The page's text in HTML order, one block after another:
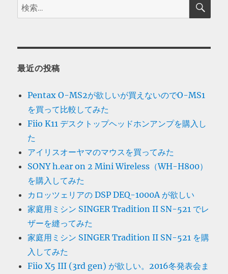
検
索:
最近の投稿
Pentax O-MS2が欲しいが買えないのでO-MS1
を買って比較してみた
Fiio K11 デスクトップヘッドホンアンプを購入し
た
アイリスオーヤマのマウスを買ってみた
SONY h.ear on 2 Mini Wireless（WH-H800）
を購入してみた
カロッツェリアの DSP DEQ-1000A が欲しい
家庭用ミシン SINGER Tradition II SN-521 でレ
ザーを縫ってみた
家庭用ミシン SINGER Tradition II SN-521 を購
入してみた
Fiio X5 III (3rd gen) が欲しい。2016冬発表会ま